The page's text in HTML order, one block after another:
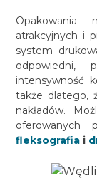
Opakowania
atrakcyjnych i
system
odpowiedni,
intensywność
także dlatego,
nakładów.
oferowanych
fleksografia i